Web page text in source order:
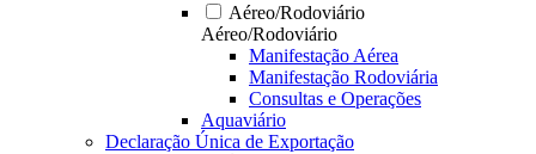
Aéreo/Rodoviário
Aéreo/Rodoviário
Manifestação Aérea
Manifestação Rodoviária
Consultas e Operações
Aquaviário
Declaração Única de Exportação